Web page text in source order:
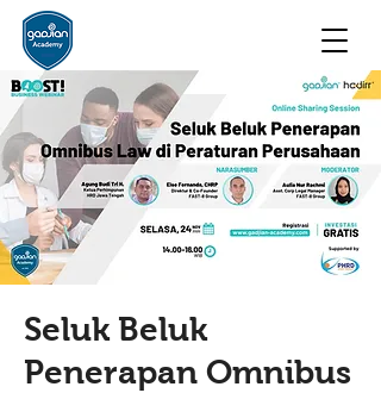
Seluk Beluk
Penerapan Omnibus